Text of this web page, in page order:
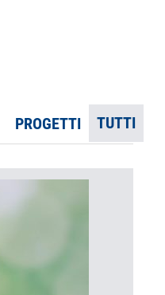
PROGETTI TUTTI